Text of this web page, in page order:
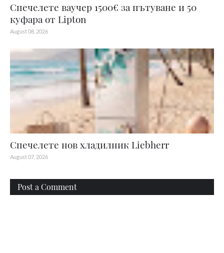
Спечелете ваучер 1500€ за пътуване и 50
куфара от Lipton
August 08, 2026
Спечелете нов хладилник Liebherr
August 07, 2026
Post a Comment